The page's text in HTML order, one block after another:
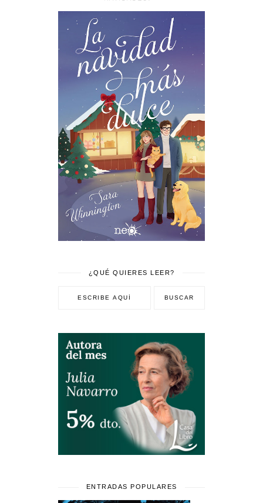
¿QUÉ QUIERES LEER?
ENTRADAS POPULARES